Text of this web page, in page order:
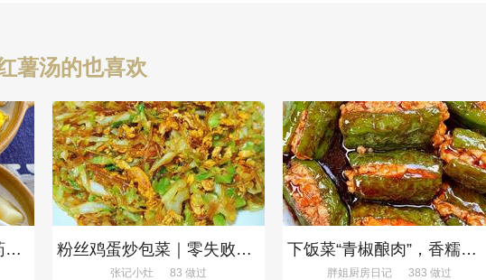
薯汤的也喜欢
鲜香味美！巨好喝的山药排骨汤！！ 粉丝鸡蛋炒包菜｜零失败、巨下饭
张记小灶 83 做过
下饭菜“青椒酿肉”，香糯多汁鲜嫩下饭
胖姐厨房日记383 做过